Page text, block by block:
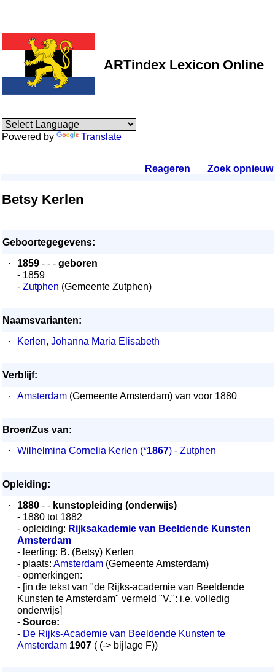
ARTindex Lexicon Online
Powered by Translate
Reageren Zoek opnieuw.
Betsy Kerlen
Geboortegegevens:
·
1859 - - - geboren
- 1859
- Zutphen (Gemeente Zutphen)
Naamsvarianten:
·
Kerlen, Johanna Maria Elisabeth
Verblijf:
·
Amsterdam (Gemeente Amsterdam) van voor 1880
Broer/Zus van:
·
Wilhelmina Cornelia Kerlen (*1867) - Zutphen
Opleiding:
·
1880 - - kunstopleiding (onderwijs)
- 1880 tot 1882
- opleiding: Rijksakademie van Beeldende Kunsten
Amsterdam
- leerling: B. (Betsy) Kerlen
- plaats: Amsterdam (Gemeente Amsterdam)
- opmerkingen:
- [in de tekst van "de Rijks-academie van Beeldende
Kunsten te Amsterdam" vermeld "V.": i.e. volledig
onderwijs]
- Source:
- De Rijks-Academie van Beeldende Kunsten te
Amsterdam 1907 ( (-> bijlage F))